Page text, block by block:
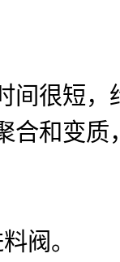
间很短
合和变
阀。